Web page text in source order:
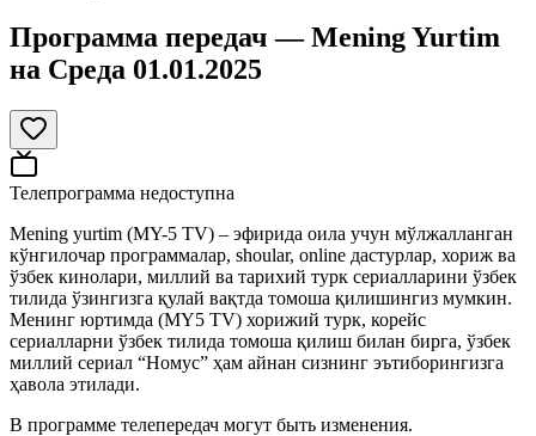
Программа передач —Mening Yurtim
на Среда 01.01.2025
Телепрограмма недоступна
Mening yurtim (MY-5 TV) – эфирида оила учун мўлжалланган
кўнгилочар программалар, shoular, online дастурлар, хориж ва
ўзбек кинолари, миллий ва тарихий турк сериалларини ўзбек
тилида ўзингизга қулай вақтда томоша қилишингиз мумкин.
Менинг юртимда (MY5 TV) хорижий турк, корейс
сериалларни ўзбек тилида томоша қилиш билан бирга, ўзбек
миллий сериал “Номус” ҳам айнан сизнинг эътиборингизга
ҳавола этилади.
В программе телепередач могут быть изменения.